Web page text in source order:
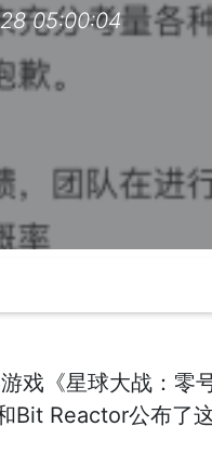
05:00:04
戏《星球大战：
Bit Reactor公布了